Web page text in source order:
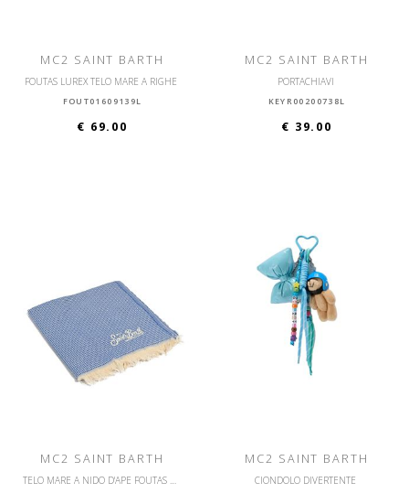
MC2 SAINT BARTH
FOUTAS LUREX TELO MARE A RIGHE
FOUT01609139L
€ 69.00
MC2 SAINT BARTH
PORTACHIAVI
KEYR00200738L
€ 39.00
MC2 SAINT BARTH
TELO MARE A NIDO D'APE FOUTAS DIAMOND
MC2 SAINT BARTH
CIONDOLO DIVERTENTE